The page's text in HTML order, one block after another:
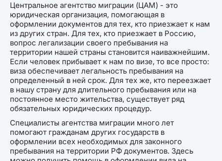
Центральное агентство миграции (ЦАМ) - это
юридическая организация, помогающая в
оформлении документов для тех, кто приезжает к нам
из других стран. Для тех, кто приезжает в Россию,
вопрос легализации своего пребывания на
территории нашей страны становится наиважнейшим.
Если человек прибывает к нам по визе, то все просто:
виза обеспечивает легальность пребывания на
определенный в ней срок. Для тех же, кто переезжает
в нашу страну для длительного пребывания или на
постоянное место жительства, существует ряд
обязательных юридических процедур.
Специалисты агентства миграции много лет
помогают гражданам других государств в
оформлении всех необходимых для законного
пребывания на территории РФ документов. Здесь